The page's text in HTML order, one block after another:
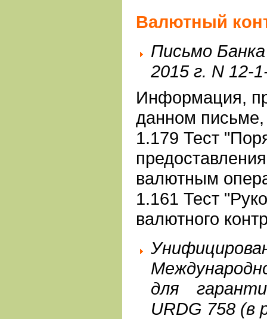
Валютный
Письмо
2015 г. N 12-
Информация,
данном письме,
1.179 Тест
валютным
1.161 Тест
валютного
для
URDG 758 (в